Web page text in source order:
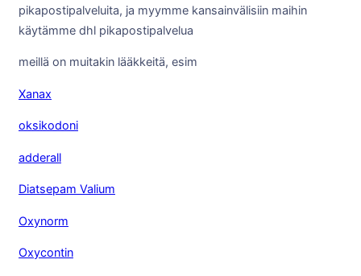
pikapostipalveluita, ja myymme kansainvälisiin maihin
käytämme dhl pikapostipalvelua
meillä on muitakin lääkkeitä, esim
Xanax
oksikodoni
adderall
Diatsepam Valium
Oxynorm
Oxycontin